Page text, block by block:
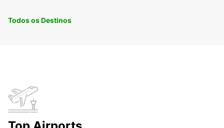
Todos os Destinos